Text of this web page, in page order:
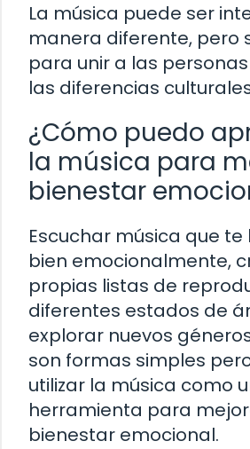
La música puede ser
manera diferente, pero
para unir a las
las diferencias
¿Cómo puedo
la música para
bienestar
Escuchar música que
bien emocionalmente,
propias listas de
diferentes estados de
explorar nuevos
son formas simples
utilizar la música como
herramienta para
bienestar emocional.